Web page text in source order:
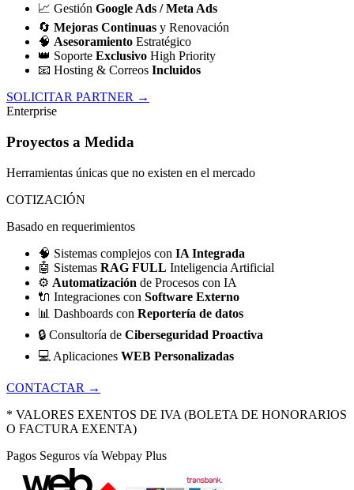
📈 Gestión Google Ads / Meta Ads
🔄 Mejoras Continuas y Renovación
🧠 Asesoramiento Estratégico
👑 Soporte Exclusivo High Priority
📧 Hosting & Correos Incluidos
SOLICITAR PARTNER →
Enterprise
Proyectos a Medida
Herramientas únicas que no existen en el mercado
COTIZACIÓN
Basado en requerimientos
🧠 Sistemas complejos con IA Integrada
🤖 Sistemas RAG FULL Inteligencia Artificial
⚙️ Automatización de Procesos con IA
🔌 Integraciones con Software Externo
📊 Dashboards con Reportería de datos
🔒 Consultoría de Ciberseguridad Proactiva
💻 Aplicaciones WEB Personalizadas
CONTACTAR →
* VALORES EXENTOS DE IVA (BOLETA DE HONORARIOS
O FACTURA EXENTA)
Pagos Seguros vía Webpay Plus